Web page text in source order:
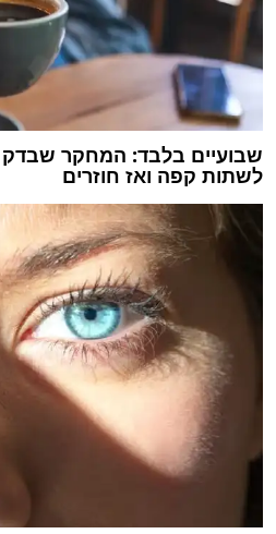
שבועיים בלבד: המחקר
לשתות קפה ואז חוזרים